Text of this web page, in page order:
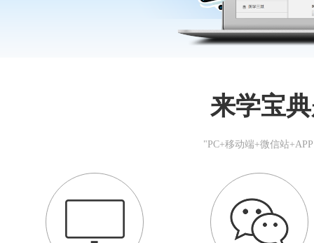
来学宝
"PC+移动端+微信站